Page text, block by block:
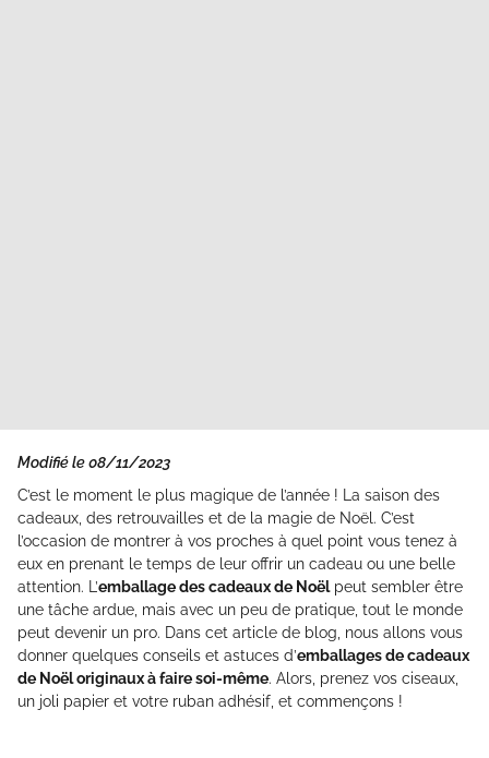
Modifié le 08/11/2023
C’est le moment le plus magique de l’année ! La saison des
cadeaux, des retrouvailles et de la magie de Noël. C’est
l’occasion de montrer à vos proches à quel point vous tenez à
eux en prenant le temps de leur offrir un cadeau ou une belle
attention. L’emballage des cadeaux de Noëlpeut sembler être
une tâche ardue, mais avec un peu de pratique, tout le monde
peut devenir un pro. Dans cet article de blog, nous allons vous
donner quelques conseils et astuces d’emballages de cadeaux
de Noël originaux à faire soi-même. Alors, prenez vos ciseaux,
un joli papier et votre ruban adhésif, et commençons !